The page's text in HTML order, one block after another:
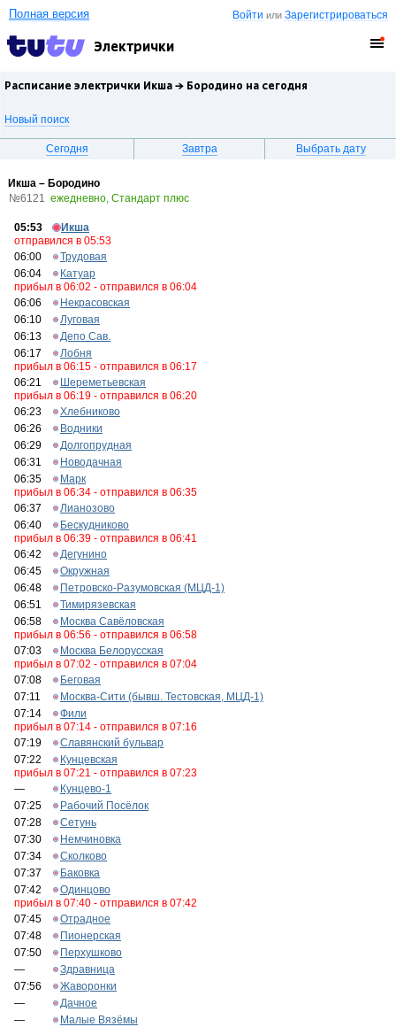
Войти илиЗарегистрироваться
Полная версия
Электрички
Расписание электрички Икша → Бородино на сегодня
Новый поиск
Сегодня Завтра Выбрать дату
Икша – Бородино
№6121 ежедневно, Стандарт плюс
05:53
Икша
отправился в 05:53
06:00
Трудовая
06:04
Катуар
прибыл в 06:02 - отправился в 06:04
06:06
Некрасовская
06:10
Луговая
06:13
Депо Сав.
06:17
Лобня
прибыл в 06:15 - отправился в 06:17
06:21
Шереметьевская
прибыл в 06:19 - отправился в 06:20
06:23
Хлебниково
06:26
Водники
06:29
Долгопрудная
06:31
Новодачная
06:35
Марк
прибыл в 06:34 - отправился в 06:35
06:37
Лианозово
06:40
Бескудниково
прибыл в 06:39 - отправился в 06:41
06:42
Дегунино
06:45
Окружная
06:48
Петровско-Разумовская (МЦД-1)
06:51
Тимирязевская
06:58
Москва Савёловская
прибыл в 06:56 - отправился в 06:58
07:03
Москва Белорусская
прибыл в 07:02 - отправился в 07:04
07:08
Беговая
07:11
Москва-Сити (бывш. Тестовская, МЦД-1)
07:14
Фили
прибыл в 07:14 - отправился в 07:16
07:19
Славянский бульвар
07:22
Кунцевская
прибыл в 07:21 - отправился в 07:23
—
Кунцево-1
07:25
Рабочий Посёлок
07:28
Сетунь
07:30
Немчиновка
07:34
Сколково
07:37
Баковка
07:42
Одинцово
прибыл в 07:40 - отправился в 07:42
07:45
Отрадное
07:48
Пионерская
07:50
Перхушково
—
Здравница
07:56
Жаворонки
—
Дачное
—
Малые Вязёмы